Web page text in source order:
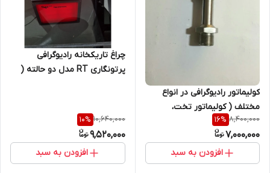
کولیماتور رادیوگرافی در انواع
مختلف ( کولیماتور تخت،
کولیماتور کره ای، کولیماتور
هرزگرد، کولیماتور پانورامیک)
8,400,000
16%
7,000,000
افزودن به سبد
چراغ تاریکخانه رادیوگرافی
پرتونگاری RT مدل دو حالته (
10,640,000
10%
9,520,000
افزودن به سبد